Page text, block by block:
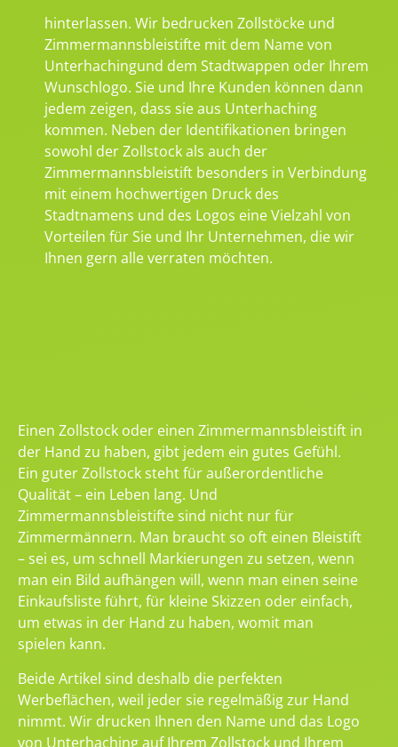
hinterlassen. Wir bedrucken Zollstöcke und
Zimmermannsbleistifte mit dem Name von
Unterhachingund dem Stadtwappen oder Ihrem
Wunschlogo. Sie und Ihre Kunden können dann
jedem zeigen, dass sie aus Unterhaching
kommen. Neben der Identifikationen bringen
sowohl der Zollstock als auch der
Zimmermannsbleistift besonders in Verbindung
mit einem hochwertigen Druck des
Stadtnamens und des Logos eine Vielzahl von
Vorteilen für Sie und Ihr Unternehmen, die wir
Ihnen gern alle verraten möchten.
Einen Zollstock oder einen Zimmermannsbleistift in
der Hand zu haben, gibt jedem ein gutes Gefühl.
Ein guter Zollstock steht für außerordentliche
Qualität – ein Leben lang. Und
Zimmermannsbleistifte sind nicht nur für
Zimmermännern. Man braucht so oft einen Bleistift
– sei es, um schnell Markierungen zu setzen, wenn
man ein Bild aufhängen will, wenn man einen seine
Einkaufsliste führt, für kleine Skizzen oder einfach,
um etwas in der Hand zu haben, womit man
spielen kann.
Beide Artikel sind deshalb die perfekten
Werbeflächen, weil jeder sie regelmäßig zur Hand
nimmt. Wir drucken Ihnen den Name und das Logo
von Unterhaching auf Ihrem Zollstock und Ihrem